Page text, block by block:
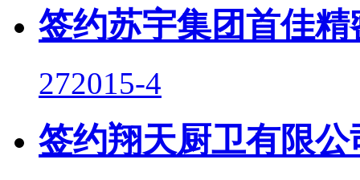
签约苏宇集团首佳
272015-4
签约翔天厨卫有限公